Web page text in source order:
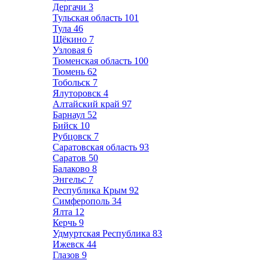
Дергачи 3
Тульская область 101
Тула 46
Щёкино 7
Узловая 6
Тюменская область 100
Тюмень 62
Тобольск 7
Ялуторовск 4
Алтайский край 97
Барнаул 52
Бийск 10
Рубцовск 7
Саратовская область 93
Саратов 50
Балаково 8
Энгельс 7
Республика Крым 92
Симферополь 34
Ялта 12
Керчь 9
Удмуртская Республика 83
Ижевск 44
Глазов 9